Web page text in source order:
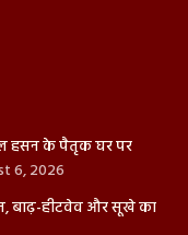
हसन के पैतृक घर पर
6, 2026
बाढ़-हीटवेव और सूखे का